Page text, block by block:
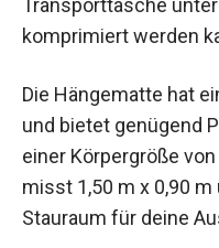
Transporttasche
komprimiert werden
Die Hängematte hat
m und bietet
zu einer Körpergröße
Hängematte misst
zusätzlichen